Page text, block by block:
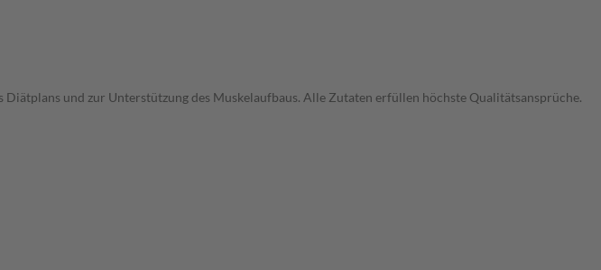
und zur Unterstützung des Muskelaufbaus. Alle Zutaten erfüllen höchste Qualitätsansprüche.